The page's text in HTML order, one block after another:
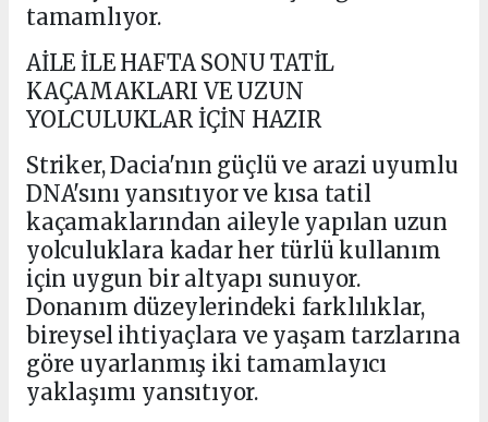
tamamlıyor.
AİLE İLE HAFTA SONU TATİL
KAÇAMAKLARI VE UZUN
YOLCULUKLAR İÇİN HAZIR
Striker, Dacia'nın güçlü ve arazi uyumlu
DNA'sını yansıtıyor ve kısa tatil
kaçamaklarından aileyle yapılan uzun
yolculuklara kadar her türlü kullanım
için uygun bir altyapı sunuyor.
Donanım düzeylerindeki farklılıklar,
bireysel ihtiyaçlara ve yaşam tarzlarına
göre uyarlanmış iki tamamlayıcı
yaklaşımı yansıtıyor.